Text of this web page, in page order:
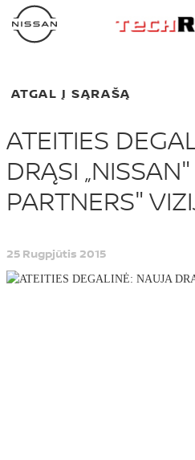
ATGAL Į SĄRAŠĄ
ATEITIES
DRĄSI
PARTNERS"
25 Rugpjūtis 2015